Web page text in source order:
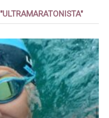
"ULTRAMARATONISTA"